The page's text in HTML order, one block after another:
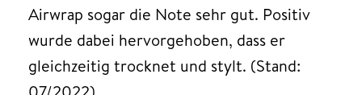
Airwrap sogar die Note sehr gut. Positiv
wurde dabei hervorgehoben, dass er
gleichzeitig trocknet und stylt. (Stand: